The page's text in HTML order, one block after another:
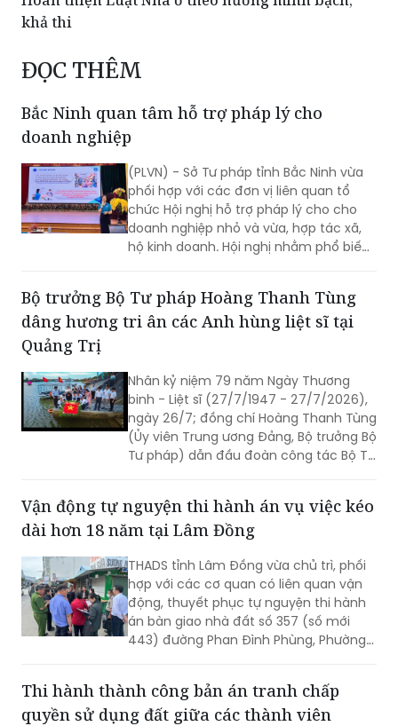
khả thi
ĐỌC THÊM
Bắc Ninh quan tâm hỗ trợ pháp lý cho
doanh nghiệp
(PLVN) - Sở Tư pháp tỉnh Bắc Ninh vừa
phối hợp với các đơn vị liên quan tổ
chức Hội nghị hỗ trợ pháp lý cho cho
doanh nghiệp nhỏ và vừa, hợp tác xã,
hộ kinh doanh. Hội nghị nhằm phổ biến
quá trình sản xuất, kinh doanh và tăng
cường đối thoại với cộng đồng doanh
Bộ trưởng Bộ Tư pháp Hoàng Thanh Tùng
dâng hương tri ân các Anh hùng liệt sĩ tại
Quảng Trị
Nhân kỷ niệm 79 năm Ngày Thương
binh - Liệt sĩ (27/7/1947 - 27/7/2026),
ngày 26/7; đồng chí Hoàng Thanh Tùng
(Ủy viên Trung ương Đảng, Bộ trưởng Bộ
Tư pháp) dẫn đầu đoàn công tác Bộ Tư
chỉ đỏ” trên địa bàn tỉnh Quảng Trị, bày
tỏ lòng biết ơn sâu sắc đối với những
Tổ quốc.
Vận động tự nguyện thi hành án vụ việc kéo
dài hơn 18 năm tại Lâm Đồng
THADS tỉnh Lâm Đồng vừa chủ trì, phối
hợp với các cơ quan có liên quan vận
động, thuyết phục tự nguyện thi hành
án bàn giao nhà đất số 357 (số mới
443) đường Phan Đình Phùng, Phường
kéo dài hơn 18 năm nay.
Thi hành thành công bản án tranh chấp
quyền sử dụng đất giữa các thành viên